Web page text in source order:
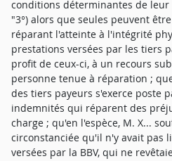
conditions déterminantes de
"3°) alors que seules peuvent
réparant l'atteinte à l'intégrité
prestations versées par les tiers
profit de ceux-ci, à un recours
personne tenue à réparation ;
des tiers payeurs s'exerce poste
indemnités qui réparent des
charge ; qu'en l'espèce, M. X...
circonstanciée qu'il n'y avait pas
versées par la BBV, qui ne